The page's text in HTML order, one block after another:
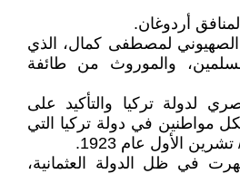
الصهيوني لمصطفى كمال، الذي
والموروث من طائفة
لدولة تركيا والتأكيد على
مواطنين في دولة تركيا التي
في ظل الدولة العثمانية،